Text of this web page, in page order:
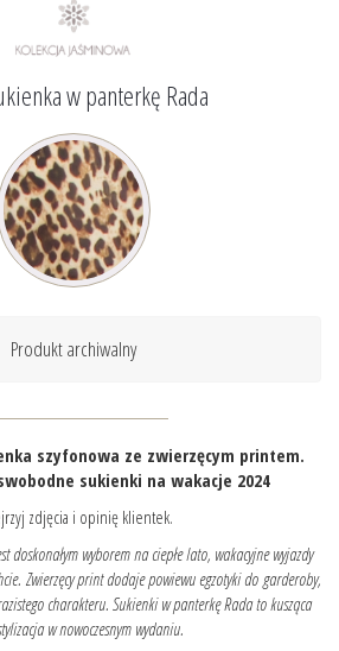
w panterkę Rada
Produkt archiwalny
szyfonowa ze zwierzęcym printem.
sukienki na wakacje 2024
zdjęcia i opinię klientek.
doskonałym wyborem na ciepłe lato, wakacyjne wyjazdy
Zwierzęcy print dodaje powiewu egzotyki do garderoby,
charakteru. Sukienki w panterkę Rada to kusząca
w nowoczesnym wydaniu.